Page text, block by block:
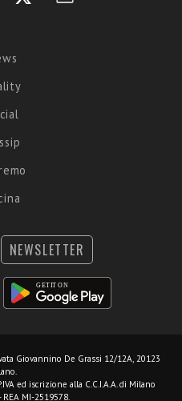
NEWSLETTER
Giovannino De Grassi 12/12A, 20123
ed iscrizione alla C.C.I.A.A. di Milano
REA MI-2519578.